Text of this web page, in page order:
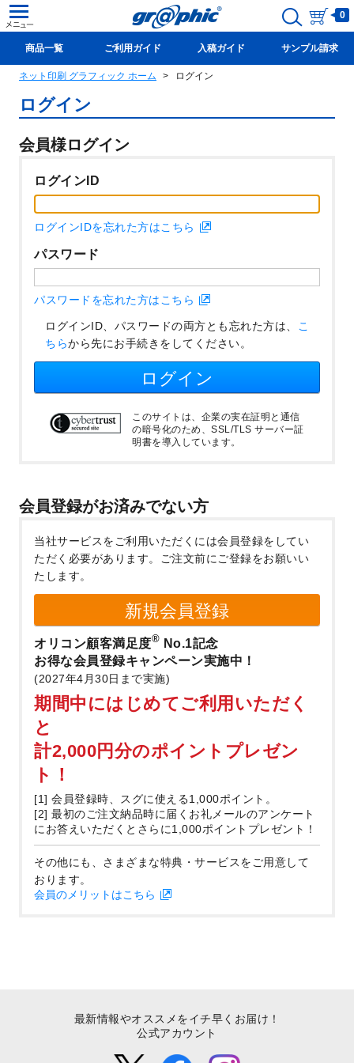
0
商品一覧 ご利用ガイド 入稿ガイド サンプル請求
新規会員登録(無料)
ネット印刷 グラフィック ホーム ログイン
ログイン
会員様ログイン
ログインID
ログインIDを忘れた方はこちら
パスワード
パスワードを忘れた方はこちら
ログインID、パスワードの両方とも忘れた方は、 こ
ちらから先にお手続きをしてください。
ログイン
このサイトは、企業の実在証明と通信
の暗号化のため、SSL/TLS サーバー証
明書を導入しています。
会員登録がお済みでない方
当社サービスをご利用いただくには会員登録をしてい
ただく必要があります。
ご注文前にご登録をお願いい
たします。
新規会員登録
オリコン顧客満足度® No.1記念
お得な会員登録キャンペーン実施中！
(2027年4月30日まで実施)
期間中にはじめてご利用いただく
と
計2,000円分のポイントプレゼン
ト！
[1] 会員登録時、スグに使える1,000ポイント。
[2] 最初のご注文納品時に届くお礼メールのアンケート
にお答えいただくとさらに1,000ポイントプレゼント！
その他にも、さまざまな特典・サービスをご用意して
おります。
会員のメリットはこちら
最新情報やオススメをイチ早くお届け！
公式アカウント